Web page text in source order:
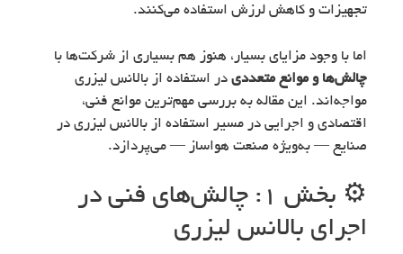
تجهیزات و کاهش لرزش استفاده می‌کنند.
اما با وجود مزایای بسیار، هنوز هم بسیاری از شرکت‌ها با
چالش‌ها و موانع متعددی در استفاده از بالانس لیزری
مواجه‌اند. این مقاله به بررسی مهم‌ترین موانع فنی،
اقتصادی و اجرایی در مسیر استفاده از بالانس لیزری در
صنایع — به‌ویژه صنعت هواساز — می‌پردازد.
⚙️ بخش ۱: چالش‌های فنی در
اجرای بالانس لیزری